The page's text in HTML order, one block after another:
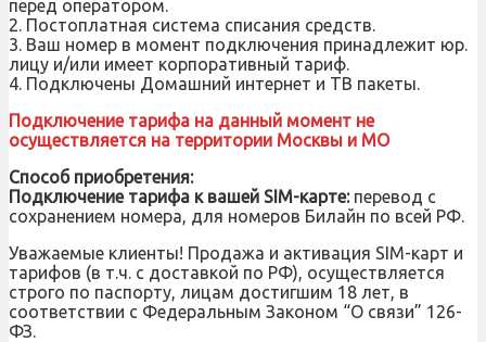
перед оператором.
2. Постоплатная система списания средств.
3. Ваш номер в момент подключения принадлежит юр.
лицу и/или имеет корпоративный тариф.
4. Подключены Домашний интернет и ТВ пакеты.
Подключение тарифа на данный момент не
осуществляется на территории Москвы и МО
Способ приобретения:
Подключение тарифа к вашей SIM-карте:перевод с
сохранением номера, для номеров Билайн по всей РФ.
Уважаемые клиенты! Продажа и активация SIM-карт и
тарифов (в т.ч. с доставкой по РФ), осуществляется
строго по паспорту, лицам достигшим 18 лет, в
соответствии с Федеральным Законом “О связи” 126-
ФЗ.